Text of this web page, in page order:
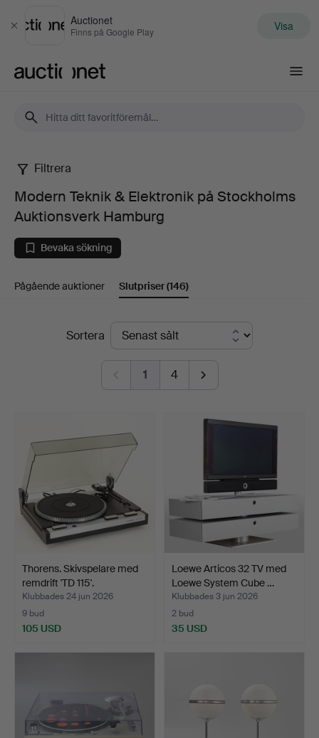
Stäng
Auctionet
Finns på Google Play Visa
Modern
Teknik
&
Elektronik
Stockholms
Auktionsverk
Filtrera
Modern Teknik & Elektronik på Stockholms
Auktionsverk Hamburg
Bevaka sökning
Pågående auktioner Slutpriser(146)
SlutpriserSortera
1 4
Thorens. Skivspelare med
remdrift 'TD 115'.
Klubbades 24 jun 2026
9 bud
105 USD
Loewe Articos 32 TV med
Loewe System Cube …
Klubbades 3 jun 2026
2 bud
35 USD